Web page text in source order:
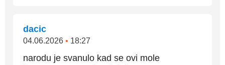
dacic
04.06.2026 • 18:27
narodu je svanulo kad se ovi mole